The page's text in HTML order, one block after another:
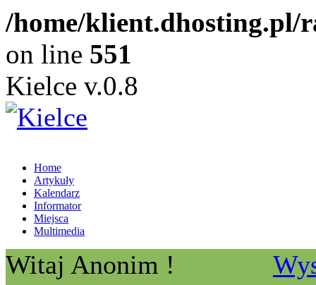
/home/klient.dhosting.pl/
on line 551
Kielce v.0.8
Home
Artykuły
Kalendarz
Informator
Miejsca
Multimedia
Witaj Anonim !